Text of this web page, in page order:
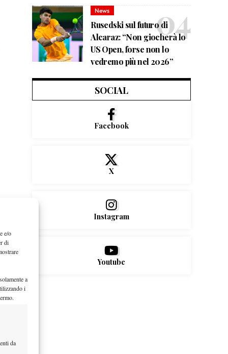
e/o
di
a
i
da
News
Rusedski sul futuro di
Alcaraz: “Non giocherà lo
US Open, forse non lo
vedremo più nel 2026”
SOCIAL
Facebook
X
Instagram
Youtube